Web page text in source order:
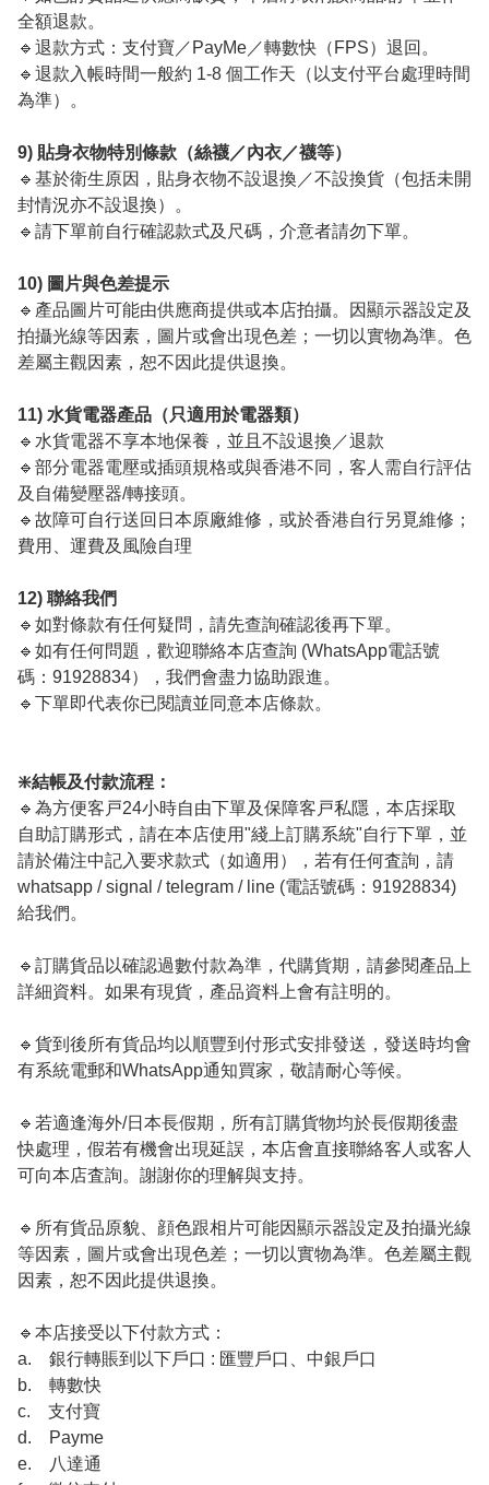
全額退款。
🔹退款方式：支付寶／PayMe／轉數快（FPS）退回。
🔹退款入帳時間一般約 1-8 個工作天（以支付平台處理時間
為準）。
9) 貼身衣物特別條款（絲襪／內衣／襪等）
🔹基於衛生原因，貼身衣物不設退換／不設換貨（包括未開
封情況亦不設退換）。
🔹請下單前自行確認款式及尺碼，介意者請勿下單。
10) 圖片與色差提示
🔹產品圖片可能由供應商提供或本店拍攝。因顯示器設定及
拍攝光線等因素，圖片或會出現色差；一切以實物為準。色
差屬主觀因素，恕不因此提供退換。
11) 水貨電器產品（只適用於電器類）
🔹水貨電器不享本地保養，並且不設退換／退款
🔹部分電器電壓或插頭規格或與香港不同，客人需自行評估
及自備變壓器/轉接頭。
🔹故障可自行送回日本原廠維修，或於香港自行另覓維修；
費用、運費及風險自理
12) 聯絡我們
🔹如對條款有任何疑問，請先查詢確認後再下單。
🔹如有任何問題，歡迎聯絡本店查詢 (WhatsApp電話號
碼：91928834），我們會盡力協助跟進。
🔹下單即代表你已閱讀並同意本店條款。
❇️結帳及付款流程：
🔹為方便客戸24小時自由下單及保障客戸私隱，本店採取
自助訂購形式，請在本店使用"綫上訂購系統"自行下單，並
請於備注中記入要求款式（如適用），若有任何査詢，請
whatsapp / signal / telegram / line (電話號碼：91928834)
給我們。
🔹訂購貨品以確認過數付款為準，代購貨期，請參閱產品上
詳細資料。如果有現貨，產品資料上會有註明的。
🔹貨到後所有貨品均以順豐到付形式安排發送，發送時均會
有系統電郵和WhatsApp通知買家，敬請耐心等候。
🔹若適逢海外/日本長假期，所有訂購貨物均於長假期後盡
快處理，假若有機會出現延誤，本店會直接聯絡客人或客人
可向本店査詢。謝謝你的理解與支持。
🔹所有貨品原貌、顔色跟相片可能因顯示器設定及拍攝光線
等因素，圖片或會出現色差；一切以實物為準。色差屬主觀
因素，恕不因此提供退換。
🔹本店接受以下付款方式：
a. 銀行轉賬到以下戶口 : 匯豐戶口、中銀戶口
b. 轉數快
c. 支付寶
d. Payme
e. 八達通